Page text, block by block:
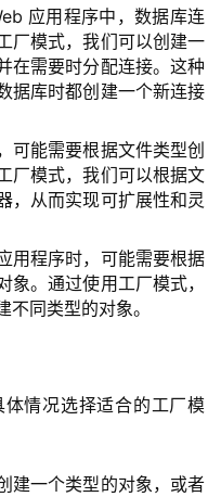
应用程序中，数据库连
厂模式，我们可以创建一
在需要时分配连接。这种
据库时都创建一个新连接
可能需要根据文件类型创
厂模式，我们可以根据文
，从而实现可扩展性和灵
用程序时，可能需要根据
。通过使用工厂模式，
同类型的对象。
情况选择适合的工厂模
建一个类型的对象，或者